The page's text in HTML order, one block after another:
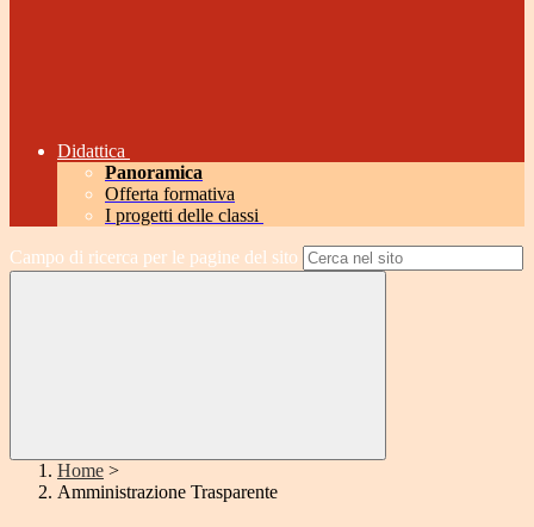
Didattica
Panoramica
Offerta formativa
I progetti delle classi
Campo di ricerca per le pagine del sito
Home >
Amministrazione Trasparente